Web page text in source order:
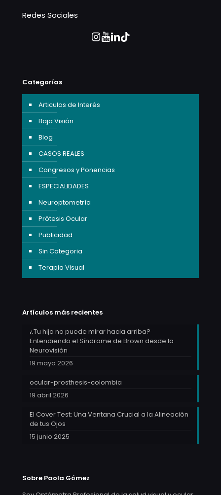
Redes Sociales
Categorías
Articulos de Interés
Baja Visión
Blog
CASOS REALES
Congresos y Ponencias
ESPECIALIDADES
Neuroptometría
Prótesis Ocular
Publicidad
Sin Categoria
Terapia Visual
Artículos más recientes
¿Tu hijo no puede mirar hacia arriba?
Entendiendo el Síndrome de Brown desde la
Neurovisión
19 mayo 2026
ocular-prosthesis-colombia
19 abril 2026
El Cover Test: Una Ventana Crucial a la Alineación
de tus Ojos
15 junio 2025
Sobre Paola Gómez